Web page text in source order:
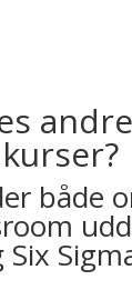
både
Six